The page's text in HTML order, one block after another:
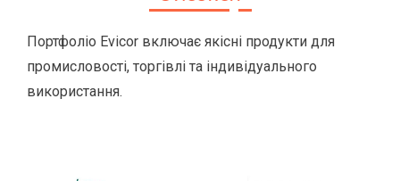
Портфоліо Evicor включає якісні продукти для
промисловості, торгівлі та індивідуального
використання.